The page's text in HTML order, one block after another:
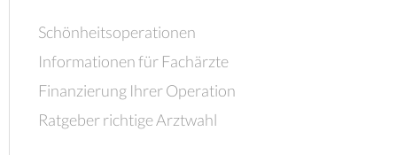
Schönheitsoperationen
Informationen für Fachärzte
Finanzierung Ihrer Operation
Ratgeber richtige Arztwahl